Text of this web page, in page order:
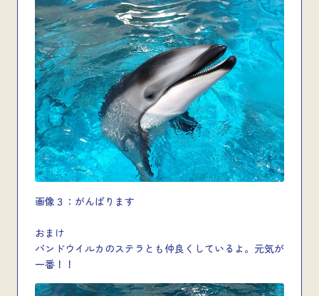
画像３：がんばります
おまけ
バンドウイルカのステラとも仲良くしているよ。元気が
一番！！